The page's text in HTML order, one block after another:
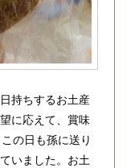
持ちするお土産
に応えて、賞味
の日も孫に送り
いました。お土